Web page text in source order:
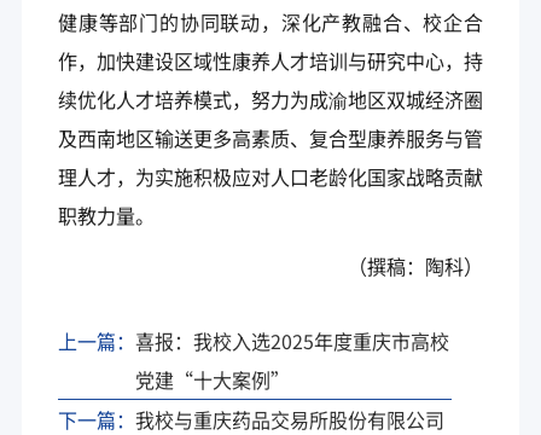
健康等部门的协同联动，深化产教融合、校企合
作，加快建设区域性康养人才培训与研究中心，持
续优化人才培养模式，努力为成渝地区双城经济圈
及西南地区输送更多高素质、复合型康养服务与管
理人才，为实施积极应对人口老龄化国家战略贡献
职教力量。
（撰稿：陶科）
上一篇： 喜报：我校入选2025年度重庆市高校
党建“十大案例”
下一篇： 我校与重庆药品交易所股份有限公司